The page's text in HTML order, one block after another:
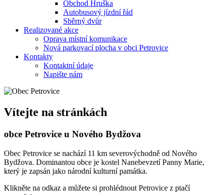
Obchod Hruška
Autobusový jízdní řád
Sběrný dvůr
Realizované akce
Oprava místní komunikace
Nová parkovací plocha v obci Petrovice
Kontakty
Kontaktní údaje
Napište nám
Vítejte na stránkách
obce Petrovice u Nového Bydžova
Obec Petrovice se nachází 11 km severovýchodně od Nového
Bydžova. Dominantou obce je kostel Nanebevzetí Panny Marie,
který je zapsán jako národní kulturní památka.
Klikněte na odkaz a můžete si prohlédnout Petrovice z ptačí